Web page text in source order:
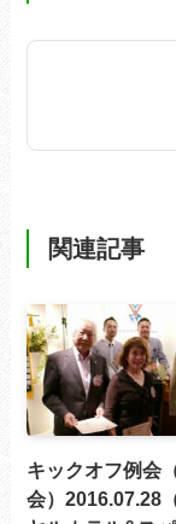
関連記事
キックオフ例会
会）2016.07.28